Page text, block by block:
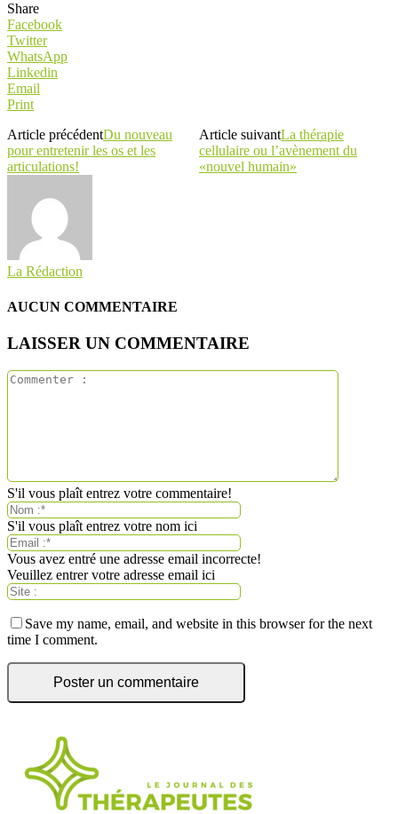
Share
Facebook
Twitter
WhatsApp
Linkedin
Email
Print
Article précédentDu nouveau
pour entretenir les os et les
articulations!
Article suivantLa thérapie
cellulaire ou l’avènement du
«nouvel humain»
La Rédaction
AUCUN COMMENTAIRE
LAISSER UN COMMENTAIRE
S'il vous plaît entrez votre commentaire!
S'il vous plaît entrez votre nom ici
Vous avez entré une adresse email incorrecte!
Veuillez entrer votre adresse email ici
Save my name, email, and website in this browser for the next
time I comment.